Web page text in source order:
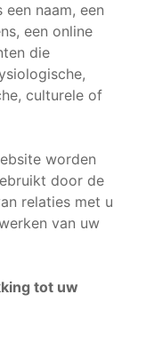
naam, een
een online
die
culturele of
worden
door de
relaties met u
van uw
tot uw